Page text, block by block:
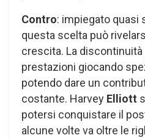
Contro: impiegato quasi
questa scelta può
crescita. La
prestazioni giocando
potendo dare un
costante. Harvey Elliott
potersi conquistare il
alcune volte va oltre le